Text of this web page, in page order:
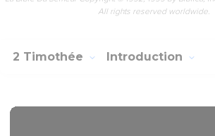
All rights reserved worldwide.
2 Timothée Introduction